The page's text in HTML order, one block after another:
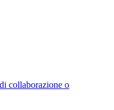
collaborazione o